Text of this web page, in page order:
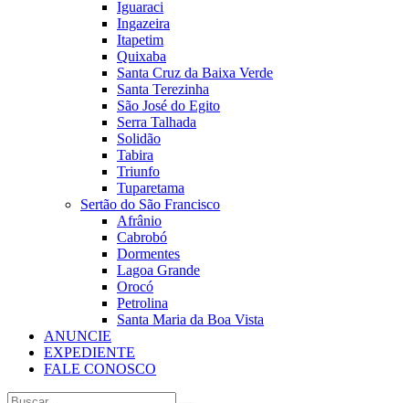
Iguaraci
Ingazeira
Itapetim
Quixaba
Santa Cruz da Baixa Verde
Santa Terezinha
São José do Egito
Serra Talhada
Solidão
Tabira
Triunfo
Tuparetama
Sertão do São Francisco
Afrânio
Cabrobó
Dormentes
Lagoa Grande
Orocó
Petrolina
Santa Maria da Boa Vista
ANUNCIE
EXPEDIENTE
FALE CONOSCO